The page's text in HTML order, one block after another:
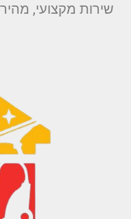
שירות מקצועי,